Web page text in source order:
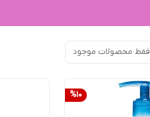
فقط محصولات موجود
%10